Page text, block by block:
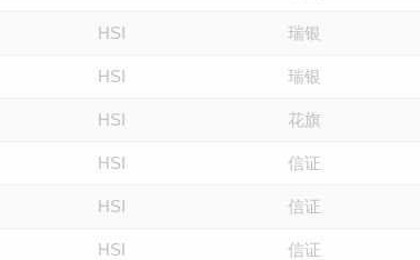
HSI 瑞银
HSI 瑞银
HSI 花旗
HSI 信证
HSI 信证
HSI 信证